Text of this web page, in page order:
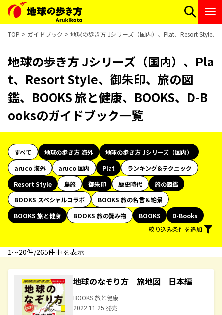
TOP ガイドブック 地球の歩き方 Jシリーズ（国内）、Plat、Resort Style
地球の歩き方 Jシリーズ（国内）、Pla
t、Resort Style、御朱印、旅の図
鑑、BOOKS 旅と健康、BOOKS、D-B
ooksのガイドブック一覧
すべて 地球の歩き方 海外
地球の歩き方 Jシリーズ（国内）
aruco 海外
aruco 国内 Plat
ランキング&テクニック
Resort Style
島旅 御朱印 歴史時代
旅の図鑑
BOOKS スペシャルコラボ
BOOKS 旅の名言＆絶景
BOOKS 旅と健康
BOOKS 旅の読み物 BOOKS
D-Books
絞り込み条件を追加
1〜20件/265件中 を表示
地球のなぞり方 旅地図 日本編
BOOKS 旅と健康
2022.11.25 発売